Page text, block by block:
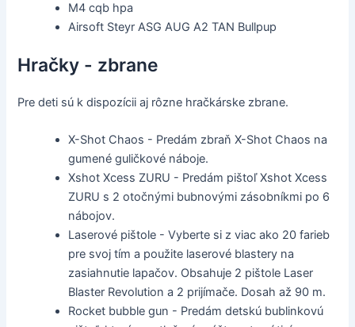
M4 cqb hpa
Airsoft Steyr ASG AUG A2 TAN Bullpup
Hračky - zbrane
Pre deti sú k dispozícii aj rôzne hračkárske zbrane.
X-Shot Chaos - Predám zbraň X-Shot Chaos na
gumené guličkové náboje.
Xshot Xcess ZURU - Predám pištoľ Xshot Xcess
ZURU s 2 otočnými bubnovými zásobníkmi po 6
nábojov.
Laserové pištole - Vyberte si z viac ako 20 farieb
pre svoj tím a použite laserové blastery na
zasiahnutie lapačov. Obsahuje 2 pištole Laser
Blaster Revolution a 2 prijímače. Dosah až 90 m.
Rocket bubble gun - Predám detskú bublinkovú